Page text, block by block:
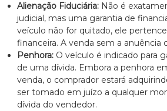
m
e
n
t
o
é
t
i
c
Alienação Fiduciária:Não é
judicial, mas uma garantia de
veículo não for quitado, ele
financeira. A venda sem a anuência
Penhora:O veículo é indicado para
de uma dívida. Embora a penhora
venda, o comprador estará
ser tomado em juízo a qualquer
dívida do vendedor.